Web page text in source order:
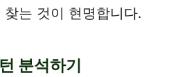
는 것이 현명합니다.
분석하기